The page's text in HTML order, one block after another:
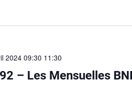
2024 09:30 11:30
– Les Mensuelles